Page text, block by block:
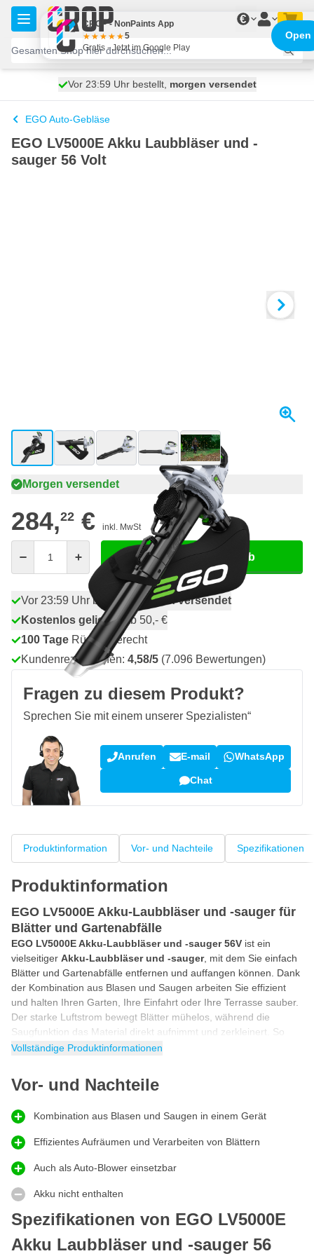
Zum Inhalt springen
€
morgen versendet
Kostenlos geliefertab 50,- €
100 Tage
EGO Auto-Gebläse
EGO LV5000E Akku Laubbläser und -
sauger 56 Volt
View larger imageView larger imageView larger imageView larger imageView larger image
+4
Morgen versendet
284,22 € inkl. MwSt
In den Warenkorb
Vor 23:59 Uhr bestellt,morgen versendet
Kostenlos geliefertab 50,- €
100 Tage Rückgaberecht
Kundenrezensionen: 4,58/5 (7.096 Bewertungen)
Fragen zu diesem Produkt?
Sprechen Sie mit einem unserer Spezialisten“
Anrufen E-mail WhatsApp
Chat
Produktinformation Vor- und Nachteile Spezifikationen
Produktinformation
EGO LV5000E Akku-Laubbläser und -sauger für
Blätter und Gartenabfälle
EGO LV5000E Akku-Laubbläser und -sauger 56V ist ein
vielseitiger Akku-Laubbläser und -sauger, mit dem Sie einfach
Blätter und Gartenabfälle entfernen und auffangen können. Dank
der Kombination aus Blasen und Saugen arbeiten Sie effizient
und halten Ihren Garten, Ihre Einfahrt oder Ihre Terrasse sauber.
Der starke Luftstrom bewegt Blätter mühelos, während die
Saugfunktion das Material direkt aufnimmt und zerkleinert. So
entsteht eine praktische Lösung sowohl für das Aufräumen als
Schnelligkeit, Komfort und einen aufgeräumten Außenbereich
kombinieren möchten.
Laubbläser und Laubsauger in einem System
intelligente 2-in-1-Funktion aus. Mit einer einfachen Umschaltung
jeder Situation arbeiten können. Der leistungsstarke Motor liefert
einen konstanten Luftstrom für effektives Sauberblasen, während
die Saugfunktion Blätter direkt auffängt und zerkleinert für eine
effiziente Verarbeitung. Das sorgt für weniger Volumen im
Auffangbeutel und einen schnelleren Aufräumprozess. Eine
praktische Lösung für die Pflege von Garten und Hof mit nur
Vollständige Produktinformationen
Vor- und Nachteile
Kombination aus Blasen und Saugen in einem Gerät
Effizientes Aufräumen und Verarbeiten von Blättern
Auch als Auto-Blower einsetzbar
Akku nicht enthalten
Spezifikationen von EGO LV5000E
Akku Laubbläser und -sauger 56
CROP - NonPaints App
5
Gratis - Jetzt im Google Play
Open